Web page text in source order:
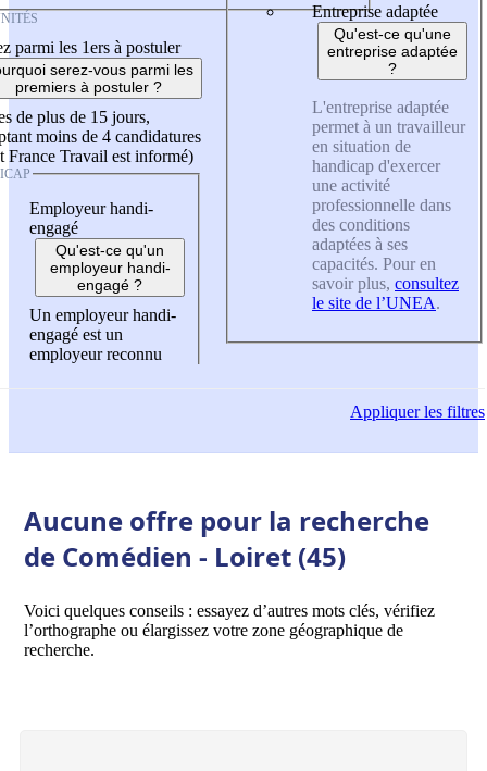
parmi les 1ers à postuler
serez-vous parmi les
premiers à postuler ?
de plus de 15 jours,
moins de 4 candidatures
France Travail est informé)
Employeur handi-
engagé
Qu'est-ce qu'un
employeur handi-
engagé ?
Un employeur handi-
engagé est un
employeur reconnu
Entreprise adaptée
Qu'est-ce qu'une
entreprise adaptée
?
L'entreprise adaptée
permet à un travailleur
en situation de
handicap d'exercer
une activité
professionnelle dans
des conditions
adaptées à ses
capacités. Pour en
savoir plus, consultez
le site de l’UNEA.
Appliquerles filtres
Aucune offre pour la recherche
de Comédien - Loiret (45)
Voici quelques conseils : essayez d’autres mots clés, vérifiez
l’orthographe ou élargissez votre zone géographique de
recherche.